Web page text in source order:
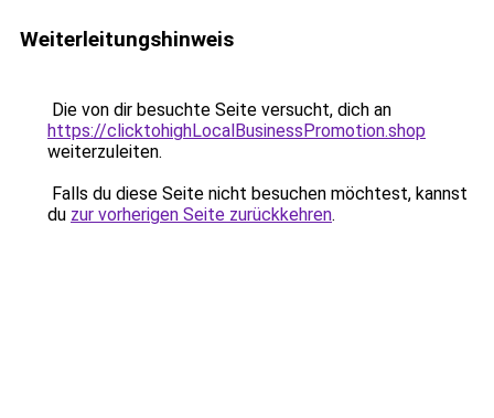
Weiterleitungshinweis
Die von dir besuchte Seite versucht, dich an
https://clicktohighLocalBusinessPromotion.shop
weiterzuleiten.
Falls du diese Seite nicht besuchen möchtest, kannst
du zur vorherigen Seite zurückkehren.